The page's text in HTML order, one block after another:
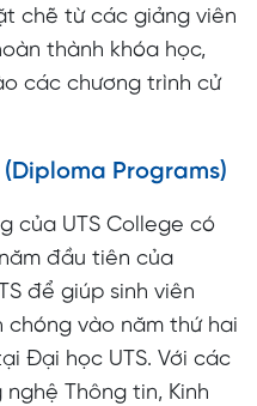
chẽ từ các giảng viên
thành khóa học,
các chương trình cử
Programs)
của UTS College có
đầu tiên của
để giúp sinh viên
vào năm thứ hai
Đại học UTS. Với các
Thông tin, Kinh